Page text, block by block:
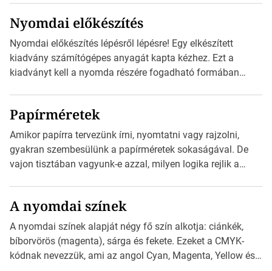
okostelefonjára telepíthet egy QR-kód-leolvasó
alkalmazást, ami leolvasni és dekódolni képes az URL-
információt és átirányítja a telefon böngészőjét a cég
weblapjára. A QR-kód beolvasása után a felhasználó
Nyomdai előkészítés
Nyomdai előkészítés lépésről lépésre! Egy elkészített
kiadvány számítógépes anyagát kapta kézhez. Ezt a
kiadványt kell a nyomda részére fogadható formában
Illustratorban készült vektorgrafika. *Hirdetés Minden
esetben konzultáljunk a nyomdával, mielőtt elkezdjük a
nyomdai előkészítést!Nehogy az elkészült munka után
derüljön ki, hogy valamit másképp kellett volna csinálni! […]
Papírméretek
Amikor papírra tervezünk írni, nyomtatni vagy rajzolni,
gyakran szembesülünk a papírméretek sokaságával. De
vajon tisztában vagyunk-e azzal, milyen logika rejlik a
*Hirdetés Ebben a cikkben a papírméretek izgalmas
világába kalauzolunk el téged, hogy jobban megértsd,
milyen szempontok alapján érdemes választanod a
jövőben. Bevezetés a papírméretek világába A […]
A nyomdai színek
A nyomdai színek alapját négy fő szín alkotja: ciánkék,
bíborvörös (magenta), sárga és fekete. Ezeket a CMYK-
kódnak nevezzük, ami az angol Cyan, Magenta, Yellow és